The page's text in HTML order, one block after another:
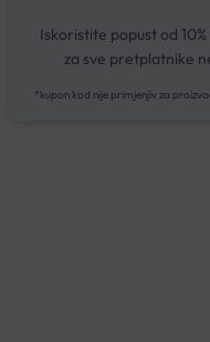
Iskoristite popust od
za sve pretplatnike
*kupon kod nije primjenjiv za